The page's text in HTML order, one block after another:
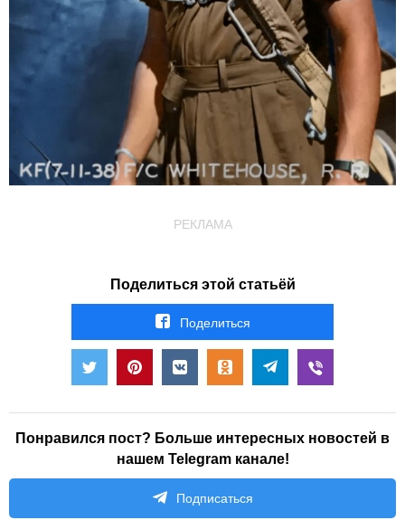
РЕКЛАМА
Поделиться этой статьёй
Поделиться
Понравился пост? Больше интересных новостей в
нашем Telegram канале!
Подписаться